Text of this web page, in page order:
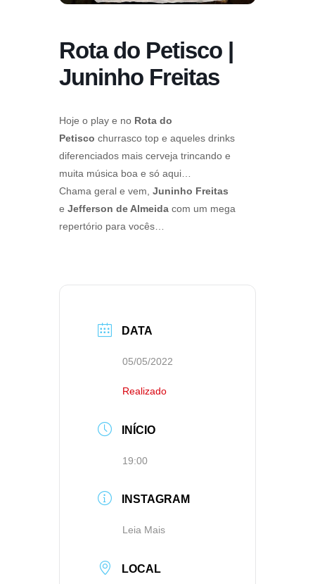
Rota do Petisco |
Juninho Freitas
Hoje o play e no Rota do
Petisco churrasco top e aqueles drinks
diferenciados mais cerveja trincando e
muita música boa e só aqui…
Chama geral e vem, Juninho Freitas
e Jefferson de Almeida com um mega
repertório para vocês…
DATA
05/05/2022
Realizado
INÍCIO
19:00
INSTAGRAM
Leia Mais
LOCAL